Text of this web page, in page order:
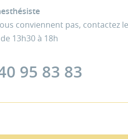
conviennent pas, contactez le
13h30 à 18h
95 83 83